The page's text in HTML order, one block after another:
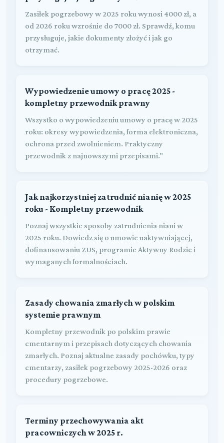
Zasiłek pogrzebowy w 2025 roku wynosi 4000 zł, a
od 2026 roku wzrośnie do 7000 zł. Sprawdź, komu
przysługuje, jakie dokumenty złożyć i jak go
otrzymać.
Wypowiedzenie umowy o pracę 2025 -
kompletny przewodnik prawny
Wszystko o wypowiedzeniu umowy o pracę w 2025
roku: okresy wypowiedzenia, forma elektroniczna,
ochrona przed zwolnieniem. Praktyczny
przewodnik z najnowszymi przepisami."
Jak najkorzystniej zatrudnić nianię w 2025
roku - Kompletny przewodnik
Poznaj wszystkie sposoby zatrudnienia niani w
2025 roku. Dowiedz się o umowie uaktywniającej,
dofinansowaniu ZUS, programie Aktywny Rodzic i
wymaganych formalnościach.
Zasady chowania zmarłych w polskim
systemie prawnym
Kompletny przewodnik po polskim prawie
cmentarnym i przepisach dotyczących chowania
zmarłych. Poznaj aktualne zasady pochówku, typy
cmentarzy, zasiłek pogrzebowy 2025-2026 oraz
procedury pogrzebowe.
Terminy przechowywania akt
pracowniczych w 2025 r.